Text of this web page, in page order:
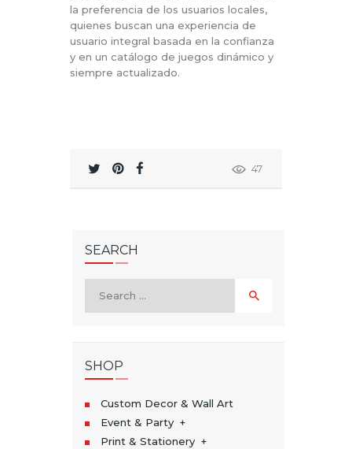
la preferencia de los usuarios locales,
quienes buscan una experiencia de
usuario integral basada en la confianza
y en un catálogo de juegos dinámico y
siempre actualizado.
47
SEARCH
for:
SHOP
Custom Decor & Wall Art
Event & Party
Print & Stationery